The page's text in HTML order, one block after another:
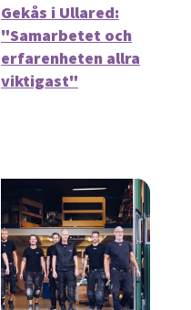
Gekås i Ullared:
"Samarbetet och
erfarenheten allra
viktigast"